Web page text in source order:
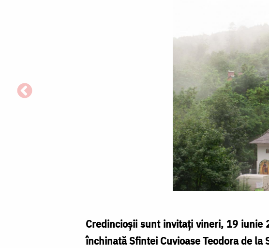
Credincioșii sunt invitați vineri, 19 iunie
închinată Sfintei Cuvioase Teodora de